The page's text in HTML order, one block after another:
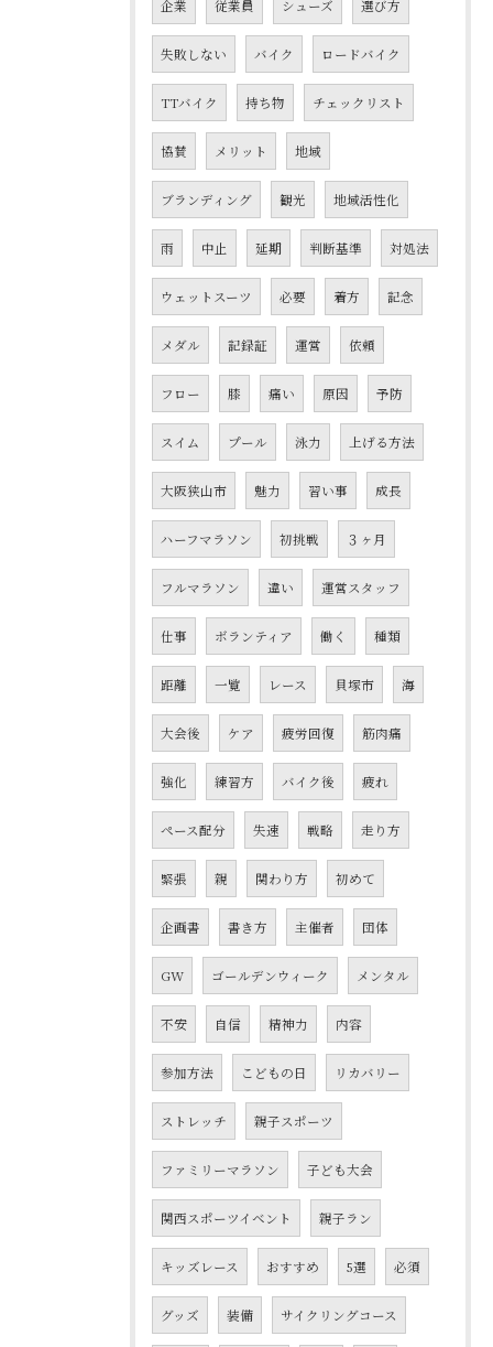
企業 従業員 シューズ 選び方
失敗しない バイク ロードバイク
TTバイク 持ち物 チェックリスト
協賛 メリット 地域
ブランディング 観光 地域活性化
雨 中止 延期 判断基準 対処法
ウェットスーツ 必要 着方 記念
メダル 記録証 運営 依頼
フロー 膝 痛い 原因 予防
スイム プール 泳力 上げる方法
大阪狭山市 魅力 習い事 成長
ハーフマラソン 初挑戦 ３ヶ月
フルマラソン 違い 運営スタッフ
仕事 ボランティア 働く 種類
距離 一覧 レース 貝塚市 海
大会後 ケア 疲労回復 筋肉痛
強化 練習方 バイク後 疲れ
ペース配分 失速 戦略 走り方
緊張 親 関わり方 初めて
企画書 書き方 主催者 団体
GW ゴールデンウィーク メンタル
不安 自信 精神力 内容
参加方法 こどもの日 リカバリー
ストレッチ 親子スポーツ
ファミリーマラソン 子ども大会
関西スポーツイベント 親子ラン
キッズレース おすすめ 5選 必須
グッズ 装備 サイクリングコース